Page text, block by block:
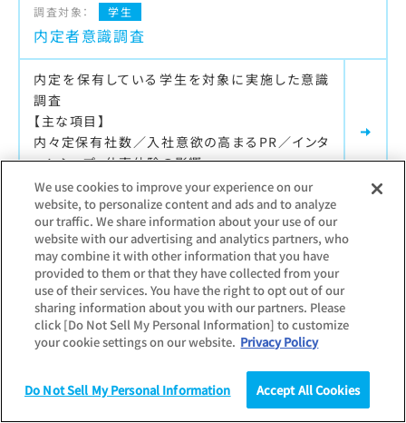
統計（データ） コラム
調査対象：
学生
内定者意識調査
内定を保有している学生を対象に実施した意識
調査
【主な項目】
内々定保有社数／入社意欲の高まるPR／インタ
ーンシップ・仕事体験の影響
最新調査更新日：2025.12.11
調査対象：
個人
入社半年後調査
学生就職モニターのその後（卒業・入社半年後）
を調査
入社先への就活時満足度と現在の満足度／勤務
先のインターンシップ参加状況／入社前後のギャ
We use cookies to improve your experience on our
website, to personalize content and ads and to analyze
our traffic. We share information about your use of our
website with our advertising and analytics partners, who
may combine it with other information that you have
provided to them or that they have collected from your
use of their services. You have the right to opt out of our
sharing information about you with our partners. Please
click [Do Not Sell My Personal Information] to customize
your cookie settings on our website. Privacy Policy
Do Not Sell My Personal Information Accept All Cookies